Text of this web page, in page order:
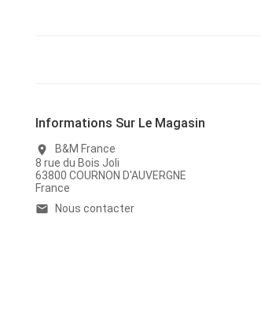
Informations Sur Le Magasin
location_on
B&M France
8 rue du Bois Joli
63800 COURNON D'AUVERGNE
France
email Nous contacter